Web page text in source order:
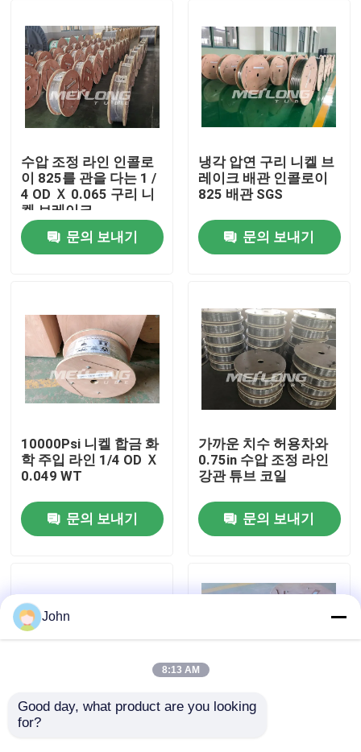
제품
화면
우리에 대하여
품질 관리
연락주세요
뉴스
수압 조정 라인 인콜로
이 825를 관을 다는 1 /
4 OD Ｘ 0.065 구리 니
켈 브레이크
문의 보내기
냉각 압연 구리 니켈 브
레이크 배관 인콜로이
825 배관 SGS
문의 보내기
10000Psi 니켈 합금 화
학 주입 라인 1/4 OD Ｘ
0.049 WT
문의 보내기
가까운 치수 허용차와
0.75in 수압 조정 라인
강관 튜브 코일
문의 보내기
12000 미터를 관을 다
John
8:13 AM
Good day, what product are you looking
for?